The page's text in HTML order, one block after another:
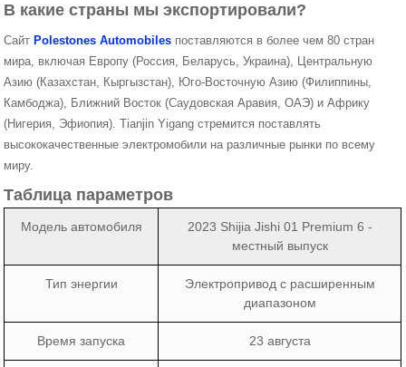
В какие страны мы экспортировали?
Сайт Polestones Automobiles поставляются в более чем 80 стран
мира, включая Европу (Россия, Беларусь, Украина), Центральную
Азию (Казахстан, Кыргызстан), Юго-Восточную Азию (Филиппины,
Камбоджа), Ближний Восток (Саудовская Аравия, ОАЭ) и Африку
(Нигерия, Эфиопия). Tianjin Yigang стремится поставлять
высококачественные электромобили на различные рынки по всему
миру.
Таблица параметров
Модель автомобиля
2023 Shijia Jishi 01 Premium 6 -
местный выпуск
Тип энергии
Электропривод с расширенным
диапазоном
Время запуска 23 августа